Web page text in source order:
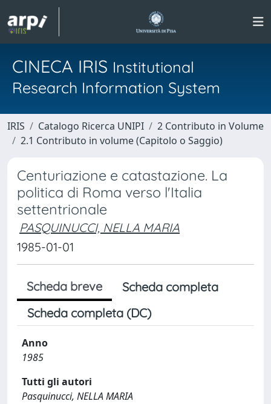
CINECA IRIS Institutional
Research Information System
IRIS Catalogo Ricerca UNIPI
2 Contributo in Volume
2.1 Contributo in volume (Capitolo o Saggio)
Centuriazione e catastazione. La
politica di Roma verso l'Italia
settentrionale
PASQUINUCCI, NELLA MARIA
1985-01-01
Scheda breve
Scheda completa
Scheda completa (DC)
Anno
1985
Tutti gli autori
Pasquinucci, NELLA MARIA